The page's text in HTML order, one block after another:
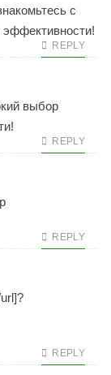
с
эффективности!
REPLY
выбор
REPLY
REPLY
REPLY